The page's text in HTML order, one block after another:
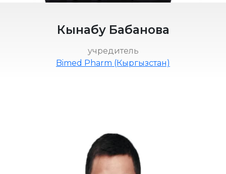
Кынабу Бабанова
учредитель
Bimed Pharm (Кыргызстан)